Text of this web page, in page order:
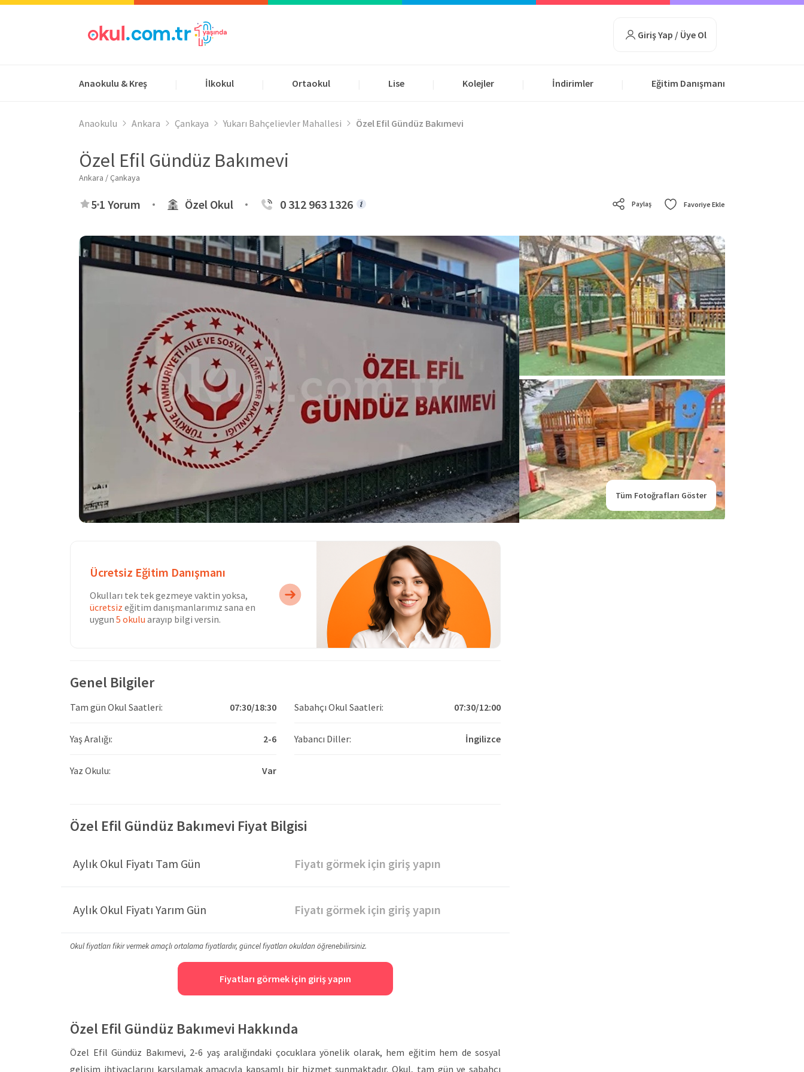
Giriş Yap / Üye Ol
Anaokulu & Kreş İlkokul Ortaokul Lise Kolejler İndirimler Eğitim Danışmanı
Anaokulu Ankara Çankaya Yukarı Bahçelievler Mahallesi Özel Efil Gündüz Bakımevi
Özel Efil Gündüz Bakımevi
Ankara / Çankaya
Favoriye Ekle
Paylaş
5 1 Yorum Özel Okul 0 312 963 1326
Tüm Fotoğrafları Göster
Ücretsiz Eğitim Danışmanı
Okulları tek tek gezmeye vaktin yoksa,
ücretsiz eğitim danışmanlarımız sana en
uygun 5 okulu arayıp bilgi versin.
Genel Bilgiler
Tam gün Okul Saatleri: 07:30/18:30 Sabahçı Okul Saatleri: 07:30/12:00
Yaş Aralığı: 2-6 Yabancı Diller: İngilizce
Yaz Okulu: Var
Özel Efil Gündüz Bakımevi Fiyat Bilgisi
Aylık Okul Fiyatı Tam Gün Fiyatı görmek için giriş yapın
Aylık Okul Fiyatı Yarım Gün Fiyatı görmek için giriş yapın
Okul fiyatları fikir vermek amaçlı ortalama fiyatlardır, güncel fiyatları okuldan öğrenebilirsiniz.
Fiyatları görmek için giriş yapın
Özel Efil Gündüz Bakımevi Hakkında
Özel Efil Gündüz Bakımevi, 2-6 yaş aralığındaki çocuklara yönelik olarak, hem eğitim hem de sosyal
gelişim ihtiyaçlarını karşılamak amacıyla kapsamlı bir hizmet sunmaktadır. Okul, tam gün ve sabahçı